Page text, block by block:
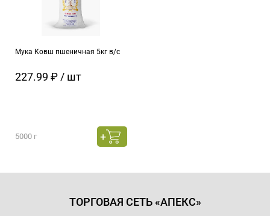
Мука Ковш пшеничная 5кг в/с
227.99 ₽ / шт
5000 г
ТОРГОВАЯ СЕТЬ «АПЕКС»